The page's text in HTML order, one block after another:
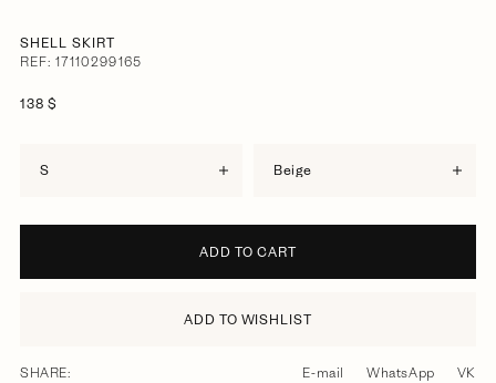
SHELL SKIRT
REF: 17110299165
138 $
S beige
ADD TO CART
ADD TO WISHLIST
SHARE: E-mail WhatsApp VK